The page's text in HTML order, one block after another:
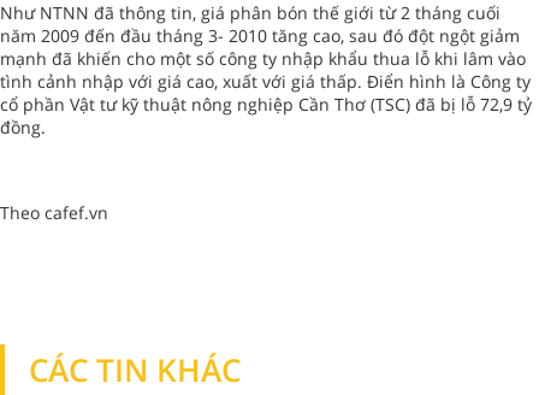
Như NTNN đã thông tin, giá phân bón thế giới từ 2 tháng cuối
năm 2009 đến đầu tháng 3- 2010 tăng cao, sau đó đột ngột giảm
mạnh đã khiến cho một số công ty nhập khẩu thua lỗ khi lâm vào
tình cảnh nhập với giá cao, xuất với giá thấp. Điển hình là Công ty
cổ phần Vật tư kỹ thuật nông nghiệp Cần Thơ (TSC) đã bị lỗ 72,9 tỷ
đồng.
Theo cafef.vn
CÁC TIN KHÁC